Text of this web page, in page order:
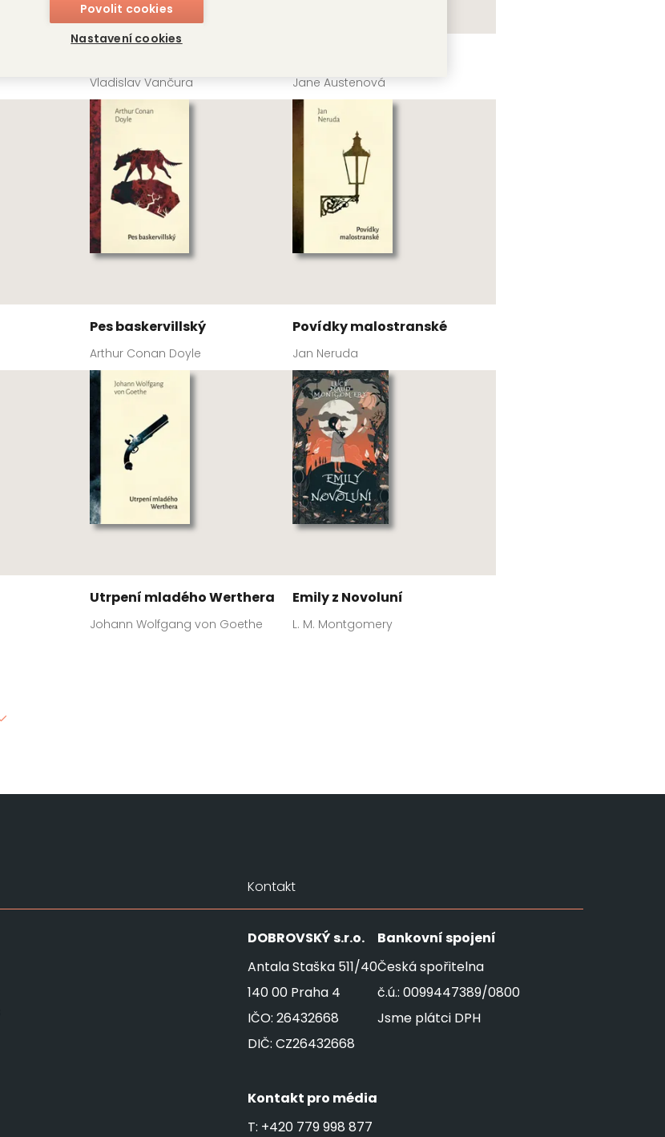
Povolit cookies
Nastavení cookies
Vladislav Vančura Jane Austenová
Pes baskervillský
Arthur Conan Doyle
Povídky malostranské
Jan Neruda
Utrpení mladého Werthera
Johann Wolfgang von Goethe
Emily z Novoluní
L. M. Montgomery
Kontakt
DOBROVSKÝs.r.o.
Antala Staška 511/40
140 00 Praha 4
IČO: 26432668
DIČ: CZ26432668
Bankovní spojení
Česká spořitelna
č.ú.: 0099447389/0800
Jsme plátci DPH
Kontakt pro média
T: +420 779 998 877